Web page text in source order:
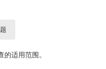
的适用范围。